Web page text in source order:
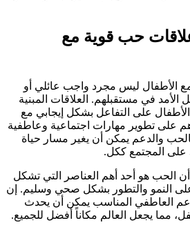
حب قوية مع
الأطفال ليس مجرد واجب عائلي أو
الأمد في مستقبلهم. العلاقات المبنية
على التفاعل بشكل إيجابي مع
على تطوير مهارات اجتماعية وعاطفية
والدعم يمكن أن يغير مسار حياة
على المجتمع ككل.
أن الحب هو أحد أهم العناصر التي تشكل
النمو والتطور بشكل صحي وسليم. إن
العاطفي المناسب يمكن أن يحدث
مما يجعل العالم مكاناً أفضل للجميع.